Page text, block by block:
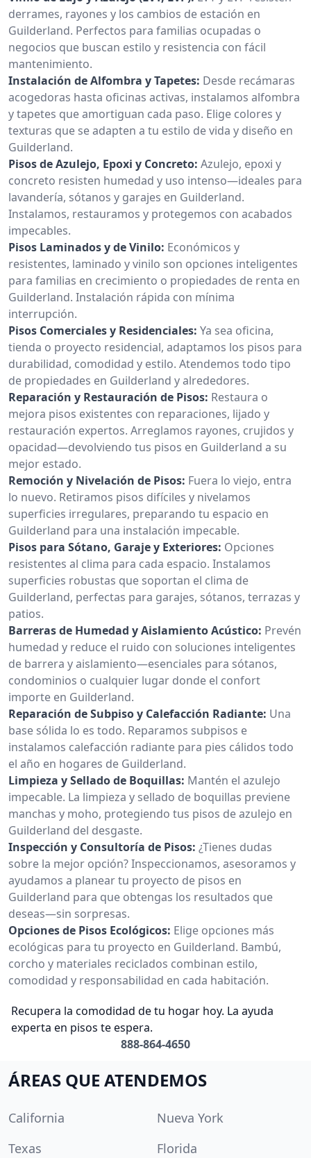
derrames, rayones y los cambios de estación en
Guilderland. Perfectos para familias ocupadas o
negocios que buscan estilo y resistencia con fácil
mantenimiento.
Instalación de Alfombra y Tapetes: Desde recámaras
acogedoras hasta oficinas activas, instalamos alfombra
y tapetes que amortiguan cada paso. Elige colores y
texturas que se adapten a tu estilo de vida y diseño en
Guilderland.
Pisos de Azulejo, Epoxi y Concreto: Azulejo, epoxi y
concreto resisten humedad y uso intenso—ideales para
lavandería, sótanos y garajes en Guilderland.
Instalamos, restauramos y protegemos con acabados
impecables.
Pisos Laminados y de Vinilo: Económicos y
resistentes, laminado y vinilo son opciones inteligentes
para familias en crecimiento o propiedades de renta en
Guilderland. Instalación rápida con mínima
interrupción.
Pisos Comerciales y Residenciales: Ya sea oficina,
tienda o proyecto residencial, adaptamos los pisos para
durabilidad, comodidad y estilo. Atendemos todo tipo
de propiedades en Guilderland y alrededores.
Reparación y Restauración de Pisos: Restaura o
mejora pisos existentes con reparaciones, lijado y
restauración expertos. Arreglamos rayones, crujidos y
opacidad—devolviendo tus pisos en Guilderland a su
mejor estado.
Remoción y Nivelación de Pisos: Fuera lo viejo, entra
lo nuevo. Retiramos pisos difíciles y nivelamos
superficies irregulares, preparando tu espacio en
Guilderland para una instalación impecable.
Pisos para Sótano, Garaje y Exteriores: Opciones
resistentes al clima para cada espacio. Instalamos
superficies robustas que soportan el clima de
Guilderland, perfectas para garajes, sótanos, terrazas y
patios.
Barreras de Humedad y Aislamiento Acústico: Prevén
humedad y reduce el ruido con soluciones inteligentes
de barrera y aislamiento—esenciales para sótanos,
condominios o cualquier lugar donde el confort
importe en Guilderland.
Reparación de Subpiso y Calefacción Radiante: Una
base sólida lo es todo. Reparamos subpisos e
instalamos calefacción radiante para pies cálidos todo
el año en hogares de Guilderland.
Limpieza y Sellado de Boquillas: Mantén el azulejo
impecable. La limpieza y sellado de boquillas previene
manchas y moho, protegiendo tus pisos de azulejo en
Guilderland del desgaste.
Inspección y Consultoría de Pisos: ¿Tienes dudas
sobre la mejor opción? Inspeccionamos, asesoramos y
ayudamos a planear tu proyecto de pisos en
Guilderland para que obtengas los resultados que
deseas—sin sorpresas.
Opciones de Pisos Ecológicos: Elige opciones más
ecológicas para tu proyecto en Guilderland. Bambú,
corcho y materiales reciclados combinan estilo,
comodidad y responsabilidad en cada habitación.
Recupera la comodidad de tu hogar hoy. La ayuda
experta en pisos te espera.
888-864-4650
ÁREAS QUE ATENDEMOS
California
Nueva York
Texas
Florida